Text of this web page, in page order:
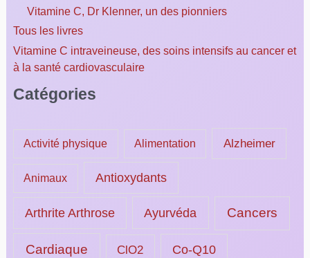
Vitamine C, Dr Klenner, un des pionniers
Tous les livres
Vitamine C intraveineuse, des soins intensifs au cancer et
à la santé cardiovasculaire
Catégories
Activité physique Alimentation Alzheimer
Animaux Antioxydants
Arthrite Arthrose Ayurvéda Cancers
Cardiaque ClO2 Co-Q10